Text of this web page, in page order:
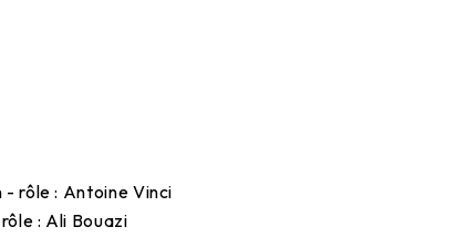
rôle : Antoine Vinci
: Ali Bouazi